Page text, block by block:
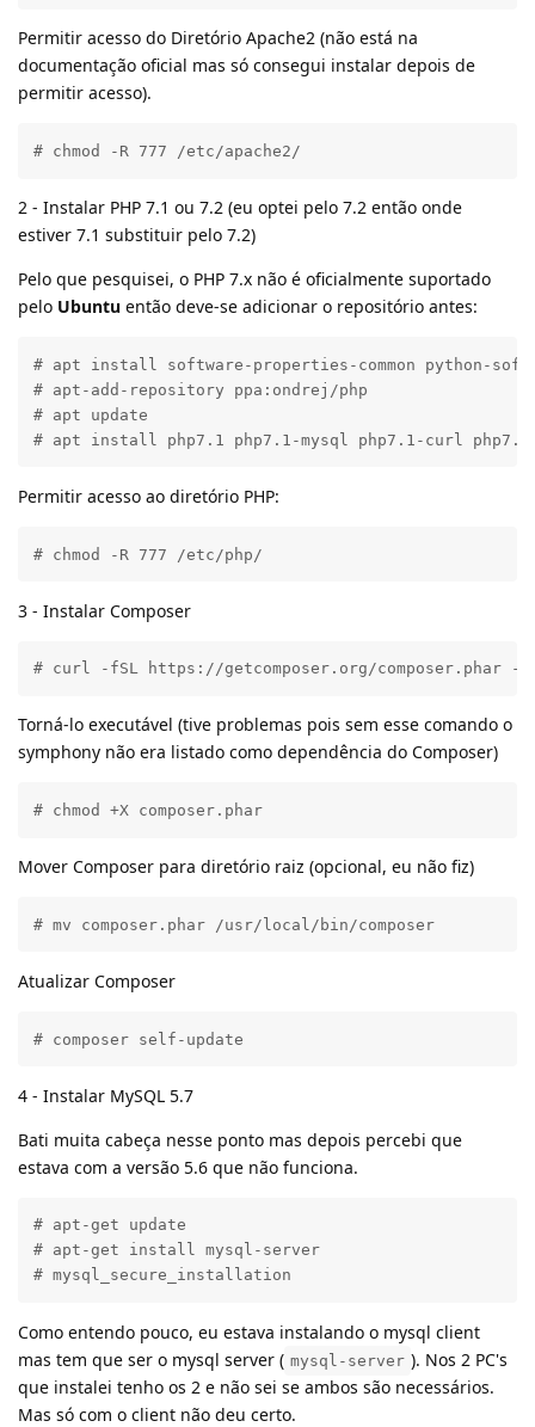
Permitir acesso do Diretório Apache2 (não está na
documentação oficial mas só consegui instalar depois de
permitir acesso).
# chmod -R 777 /etc/apache2/
2 - Instalar PHP 7.1 ou 7.2 (eu optei pelo 7.2 então onde
estiver 7.1 substituir pelo 7.2)
Pelo que pesquisei, o PHP 7.x não é oficialmente suportado
pelo Ubuntu então deve-se adicionar o repositório antes:
# apt install software-properties-common python-
# apt-add-repository ppa:ondrej/php
# apt update
# apt install php7.1 php7.1-mysql php7.1-curl
Permitir acesso ao diretório PHP:
# chmod -R 777 /etc/php/
3 - Instalar Composer
# curl -fSL https://getcomposer.org/composer.phar -o
Torná-lo executável (tive problemas pois sem esse comando o
symphony não era listado como dependência do Composer)
# chmod +X composer.phar
Mover Composer para diretório raiz (opcional, eu não fiz)
# mv composer.phar /usr/local/bin/composer
Atualizar Composer
# composer self-update
4 - Instalar MySQL 5.7
Bati muita cabeça nesse ponto mas depois percebi que
estava com a versão 5.6 que não funciona.
# apt-get update
# apt-get install mysql-server
# mysql_secure_installation
Como entendo pouco, eu estava instalando o mysql client
mas tem que ser o mysql server ( mysql-server ). Nos 2 PC's
que instalei tenho os 2 e não sei se ambos são necessários.
Mas só com o client não deu certo.